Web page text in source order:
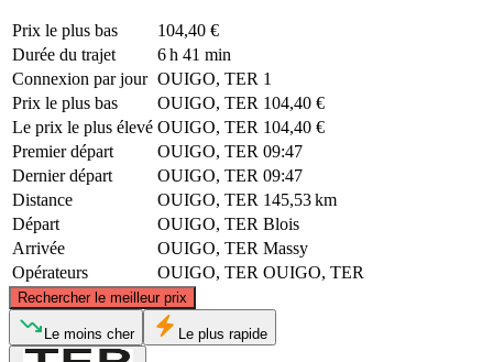
Prix ​​le plus bas
104,40 €
Durée du trajet
6 h 41 min
Connexion par jour OUIGO, TER 1
Prix ​​le plus bas
OUIGO, TER 104,40 €
Le prix le plus élevé OUIGO, TER 104,40 €
Premier départ
OUIGO, TER 09:47
Dernier départ
OUIGO, TER 09:47
Distance
OUIGO, TER 145,53 km
Départ
OUIGO, TER Blois
Arrivée
OUIGO, TER Massy
Opérateurs
OUIGO, TER OUIGO, TER
Rechercher le meilleur prix
© CARTO, ©OpenStreetMap
Le moins cher Le plus rapide